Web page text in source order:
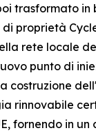
trasformato in
proprietà
rete locale
punto di
costruzione
rinnovabile
fornendo in